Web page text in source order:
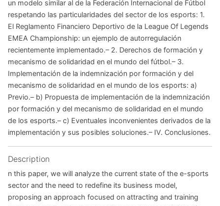
un modelo similar al de la Federación Internacional de Fútbol
respetando las particularidades del sector de los esports: 1.
El Reglamento Financiero Deportivo de la League Of Legends
EMEA Championship: un ejemplo de autorregulación
recientemente implementado.– 2. Derechos de formación y
mecanismo de solidaridad en el mundo del fútbol.– 3.
Implementación de la indemnización por formación y del
mecanismo de solidaridad en el mundo de los esports: a)
Previo.– b) Propuesta de implementación de la indemnización
por formación y del mecanismo de solidaridad en el mundo
de los esports.– c) Eventuales inconvenientes derivados de la
implementación y sus posibles soluciones.– IV. Conclusiones.
Description
n this paper, we will analyze the current state of the e-sports
sector and the need to redefine its business model,
proposing an approach focused on attracting and training